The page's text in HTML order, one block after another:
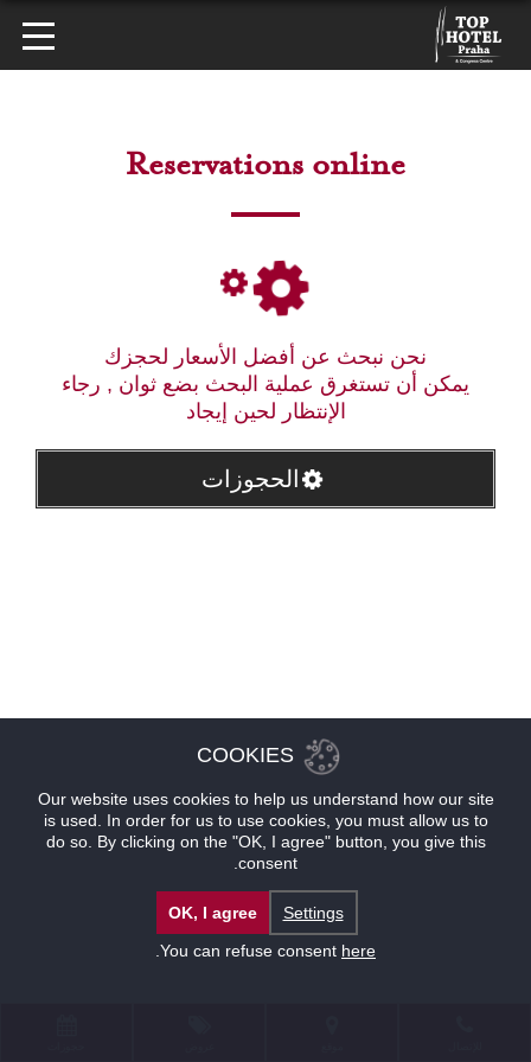
Reservations online
نحن نبحث عن أفضل الأسعار لحجزك
يمكن أن تستغرق عملية البحث بضع ثوان , رجاء
الإنتظار لحين إيجاد
الحجوزات
COOKIES
Our website uses cookies to help us understand how our site
is used. In order for us to use cookies, you must allow us to
do so. By clicking on the "OK, I agree" button, you give this
consent.
Settings
OK, I agree
You can refuse consent here
.